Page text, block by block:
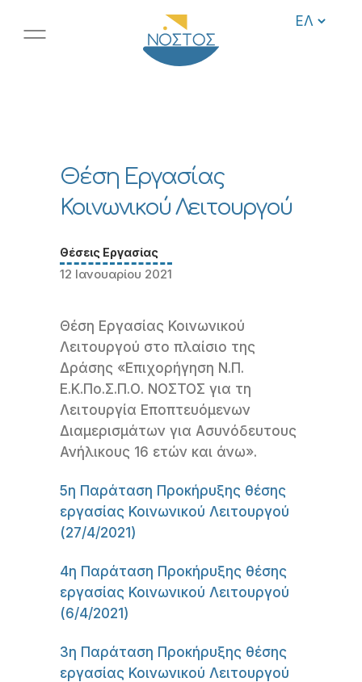
Θέση Εργασίας
Κοινωνικού Λειτουργού
Θέσεις Εργασίας
12 Ιανουαρίου 2021
Θέση Εργασίας Κοινωνικού
Λειτουργού στο πλαίσιο της
Δράσης «Επιχορήγηση Ν.Π.
Ε.Κ.Πο.Σ.Π.Ο. ΝΟΣΤΟΣ για τη
Λειτουργία Εποπτευόμενων
Διαμερισμάτων για Ασυνόδευτους
Ανήλικους 16 ετών και άνω».
5η Παράταση Προκήρυξης θέσης
εργασίας Κοινωνικού Λειτουργού
(27/4/2021)
4η Παράταση Προκήρυξης θέσης
εργασίας Κοινωνικού Λειτουργού
(6/4/2021)
3η Παράταση Προκήρυξης θέσης
εργασίας Κοινωνικού Λειτουργού